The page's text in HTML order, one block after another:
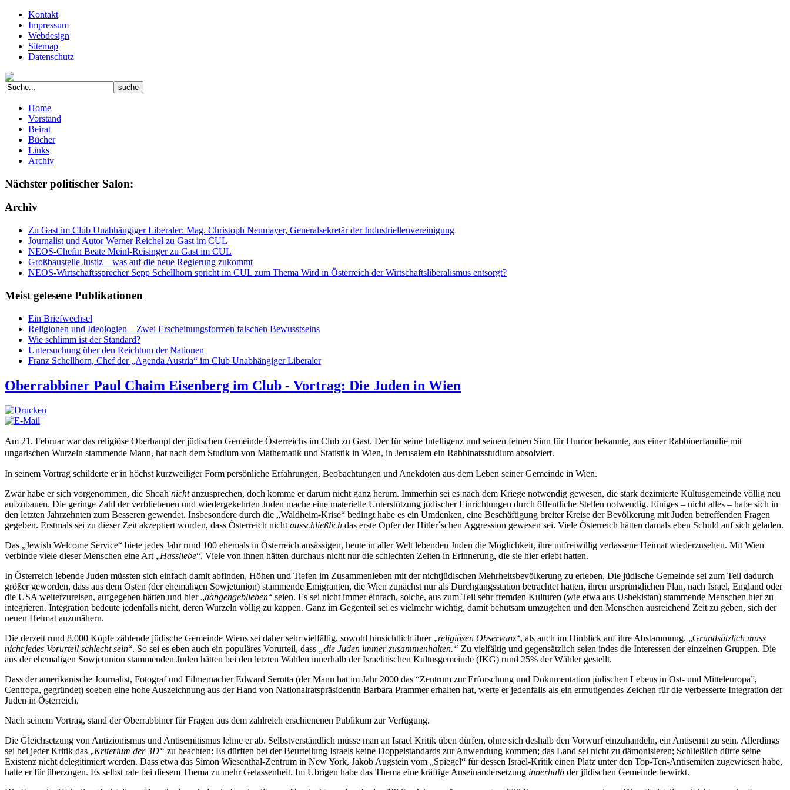
Kontakt
Impressum
Webdesign
Sitemap
Datenschutz
Home
Vorstand
Beirat
Bücher
Links
Archiv
Nächster politischer Salon:
Archiv
Zu Gast im Club Unabhängiger Liberaler: Mag. Christoph Neumayer, Generalsekretär der Industriellenvereinigung
Journalist und Autor Werner Reichel zu Gast im CUL
NEOS-Chefin Beate Meinl-Reisinger zu Gast im CUL
Großbaustelle Justiz – was auf die neue Regierung zukommt
NEOS-Wirtschaftssprecher Sepp Schellhorn spricht im CUL zum Thema Wird in Österreich der Wirtschaftsliberalismus entsorgt?
Meist gelesene Publikationen
Ein Briefwechsel
Religionen und Ideologien – Zwei Erscheinungsformen falschen Bewusstseins
Wie schlimm ist der Standard?
Untersuchung über den Reichtum der Nationen
Franz Schellhorn, Chef der „Agenda Austria“ im Club Unabhängiger Liberaler
Oberrabbiner Paul Chaim Eisenberg im Club - Vortrag: Die Juden in Wien
Am 21. Februar war das religiöse Oberhaupt der jüdischen Gemeinde Österreichs im Club zu Gast. Der für seine Intelligenz und seinen feinen Sinn für Humor bekannte, aus einer Rabbinerfamilie mit
ungarischen Wurzeln stammende Mann, hat nach dem Studium von Mathematik und Statistik in Wien, in Jerusalem ein Rabbinatsstudium absolviert.
In seinem Vortrag schilderte er in höchst kurzweiliger Form persönliche Erfahrungen, Beobachtungen und Anekdoten aus dem Leben seiner Gemeinde in Wien.
Zwar habe er sich vorgenommen, die Shoah nichtanzusprechen, doch komme er darum nicht ganz herum. Immerhin sei es nach dem Kriege notwendig gewesen, die stark dezimierte Kultusgemeinde völlig neu
aufzubauen. Die geringe Zahl der verbliebenen und wiedergekehrten Juden mache eine materielle Unterstützung jüdischer Einrichtungen durch öffentliche Stellen notwendig. Einiges – nicht alles – habe sich in
den letzten Jahrzehnten zum Besseren gewendet. Insbesondere durch die „Waldheim-Krise“ bedingt habe es ein Umdenken, eine Beschäftigung breiter Kreise der Bevölkerung mit Juden betreffenden Fragen
gegeben. Erstmals sei zu dieser Zeit akzeptiert worden, dass Österreich nichtausschließlich das erste Opfer der Hitler´schen Aggression gewesen sei. Viele Österreich hätten damals eben Schuld auf sich geladen.
Das „Jewish Welcome Service“ biete jedes Jahr rund 100 ehemals in Österreich ansässigen, heute in aller Welt lebenden Juden die Möglichkeit, ihre unfreiwillig verlassene Heimat wiederzusehen. Mit Wien
verbinde viele dieser Menschen eine Art „Hassliebe“. Viele von ihnen hätten durchaus nicht nur die schlechten Zeiten in Erinnerung, die sie hier erlebt hatten.
In Österreich lebende Juden müssten sich einfach damit abfinden, Höhen und Tiefen im Zusammenleben mit der nichtjüdischen Mehrheitsbevölkerung zu erleben. Die jüdische Gemeinde sei zum Teil dadurch
größer geworden, dass aus dem Osten (der ehemaligen Sowjetunion) stammende Emigranten, die Wien zunächst nur als Durchgangsstation betrachtet hatten, ihren ursprünglichen Plan, nach Israel, England oder
die USA weiterzureisen, aufgegeben hätten und hier „hängengeblieben“ seien. Es sei nicht immer einfach, solche, aus zum Teil sehr fremden Kulturen (wie etwa aus Usbekistan) stammende Menschen hier zu
integrieren. Integration bedeute jedenfalls nicht, deren Wurzeln völlig zu kappen. Ganz im Gegenteil sei es vielmehr wichtig, damit behutsam umzugehen und den Menschen ausreichend Zeit zu geben, sich der
neuen Heimat anzunähern.
Die derzeit rund 8.000 Köpfe zählende jüdische Gemeinde Wiens sei daher sehr vielfältig, sowohl hinsichtlich ihrer „religiösen Observanz“, als auch im Hinblick auf ihre Abstammung. „Grundsätzlich muss
nicht jedes Vorurteil schlecht sein“. So sei es eben auch ein populäres Vorurteil, dass „die Juden immer zusammenhalten.“ Zu vielfältig und gegensätzlich seien indes die Interessen der einzelnen Gruppen. Die
aus der ehemaligen Sowjetunion stammenden Juden hätten bei den letzten Wahlen innerhalb der Israelitischen Kultusgemeinde (IKG) rund 25% der Wähler gestellt.
Dass der amerikanische Journalist, Fotograf und Filmemacher Edward Serotta (der Mann hat im Jahr 2000 das “Zentrum zur Erforschung und Dokumentation jüdischen Lebens in Ost- und Mitteleuropa”,
Centropa, gegründet) soeben eine hohe Auszeichnung aus der Hand von Nationalratspräsidentin Barbara Prammer erhalten hat, werte er jedenfalls als ein ermutigendes Zeichen für die verbesserte Integration der
Juden in Österreich.
Nach seinem Vortrag, stand der Oberrabbiner für Fragen aus dem zahlreich erschienenen Publikum zur Verfügung.
Die Gleichsetzung von Antizionismus und Antisemitismus lehne er ab. Selbstverständlich müsse man an Israel Kritik üben dürfen, ohne sich deshalb den Vorwurf einzuhandeln, ein Antisemit zu sein. Allerdings
sei bei jeder Kritik das „Kriterium der 3D“ zu beachten: Es dürften bei der Beurteilung Israels keine Doppelstandards zur Anwendung kommen; das Land sei nicht zu dämonisieren; Schließlich dürfe seine
Existenz nicht delegitimiert werden. Dass etwa das Simon Wiesenthal-Zentrum in New York, Jakob Augstein vom „Spiegel“ für dessen Israel-Kritik einen Platz unter den Top-Ten-Antisemiten zugewiesen habe,
halte er für überzogen. Es selbst rate bei diesem Thema zu mehr Gelassenheit. Im Übrigen habe das Thema eine kräftige Auseinandersetzung innerhalb der jüdischen Gemeinde bewirkt.